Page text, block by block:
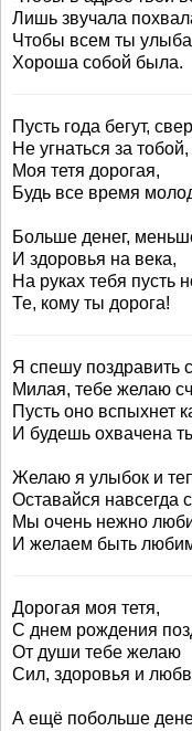
Лишь звучала
Чтобы всем ты
Хороша собой была.
Пусть года бегут,
Не угнаться за тобой,
Моя тетя дорогая,
Будь все время
Больше денег,
И здоровья на века,
На руках тебя пусть
Те, кому ты дорога!
Я спешу поздравить
Милая, тебе желаю
Пусть оно вспыхнет
И будешь охвачена
Желаю я улыбок и
Оставайся навсегда
Мы очень нежно
И желаем быть
Дорогая моя тетя,
С днем рождения
От души тебе желаю
Сил, здоровья и
А ещё побольше